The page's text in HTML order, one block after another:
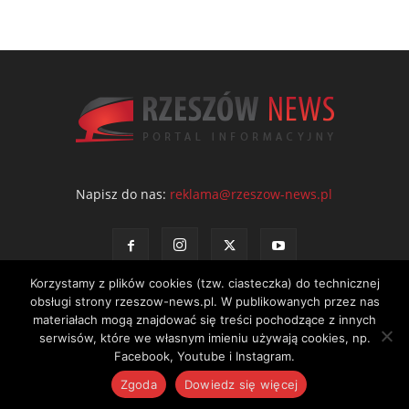
Napisz do nas: reklama@rzeszow-news.pl
Kontakt Polityka prywatności Regulamin portalu
© NEWS Sp. z o.o. - wydawca portalu Rzeszów News. Wszystkie prawa
zastrzeżone. Tel.: 601 97 55 30
Korzystamy z plików cookies (tzw. ciasteczka) do technicznej
obsługi strony rzeszow-news.pl. W publikowanych przez nas
materiałach mogą znajdować się treści pochodzące z innych
serwisów, które we własnym imieniu używają cookies, np.
Facebook, Youtube i Instagram.
Zgoda
Dowiedz się więcej